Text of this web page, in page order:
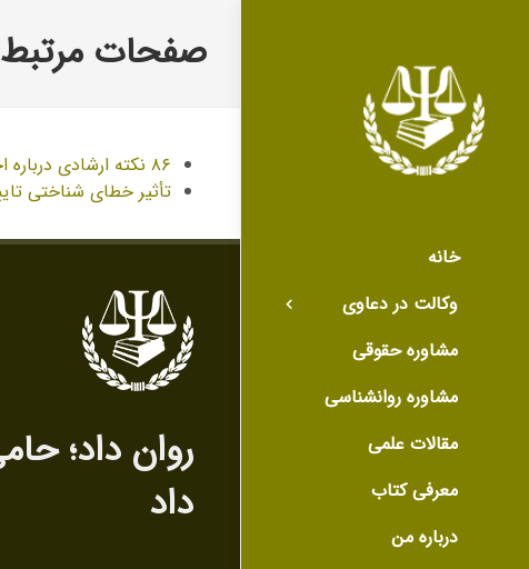
خانه
وکالت در دعاوی
مشاوره حقوقی
مشاوره روانشناسی
مقالات علمی
معرفی کتاب
درباره من
صفحات
۸۶ نکته ارشادی درباره اجرای احکام مدنی در بخشنامه رییس کل دادگستری تهران
تأثیر خطای شناختی
روان داد‌؛
داد